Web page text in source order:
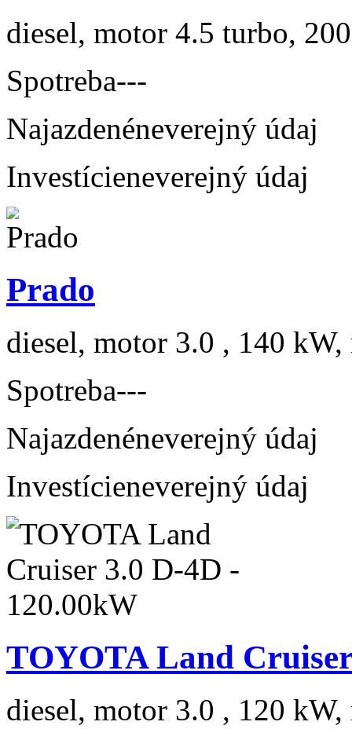
diesel, motor 4.5 turbo,
Spotreba---
Najazdenéneverejný údaj
Investícieneverejný údaj
Prado
diesel, motor 3.0 , 140 kW,
Spotreba---
Najazdenéneverejný údaj
Investícieneverejný údaj
TOYOTA Land
diesel, motor 3.0 , 120 kW,